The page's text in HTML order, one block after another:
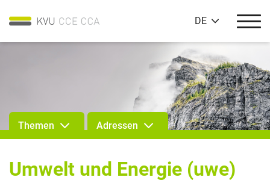
DE
Themen Adressen
Umwelt und Energie (uwe)